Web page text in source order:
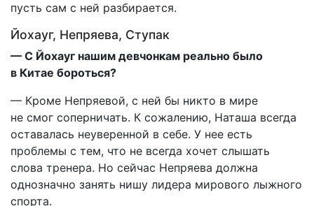
пусть сам с ней разбирается.
Йохауг, Непряева, Ступак
— С Йохауг нашим девчонкам реально было
в Китае бороться?
— Кроме Непряевой, с ней бы никто в мире
не смог соперничать. К сожалению, Наташа всегда
оставалась неуверенной в себе. У нее есть
проблемы с тем, что не всегда хочет слышать
слова тренера. Но сейчас Непряева должна
однозначно занять нишу лидера мирового лыжного
спорта.